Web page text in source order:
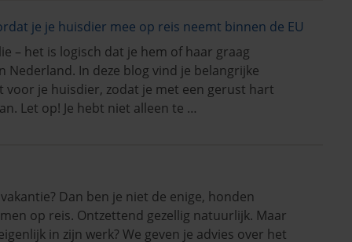
je je huisdier mee op reis neemt binnen de EU
– het is logisch dat je hem of haar graag
In deze blog vind je belangrijke
je huisdier, zodat je met een gerust hart
Let op! Je hebt niet alleen te …
Dan ben je niet de enige, honden
op reis. Ontzettend gezellig natuurlijk. Maar
in zijn werk? We geven je advies over het